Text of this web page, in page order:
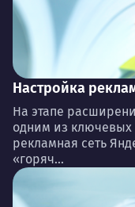
Настройка
На этапе
одним из ключевых
рекламная сеть
«горяч...